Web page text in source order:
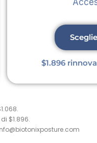
$1.896
$1.896.